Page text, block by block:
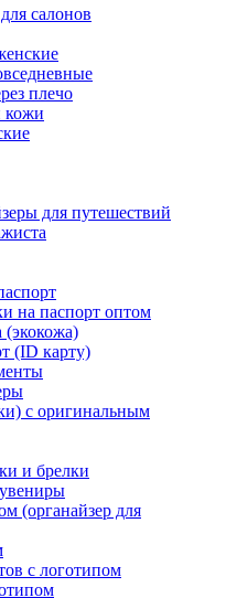
салонов
плечо
кожи
для путешествий
на паспорт оптом
(экокожа)
(ID карту)
с оригинальным
и брелки
(органайзер для
с логотипом